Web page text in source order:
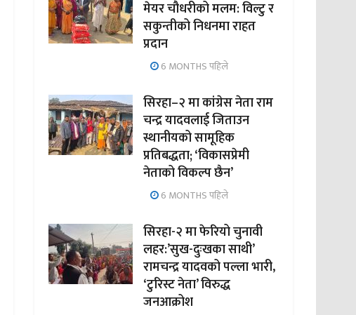
मेयर चौधरीको मलम: विल्टु र
सकुन्तीको निधनमा राहत
प्रदान
6 MONTHS पहिले
सिरहा–२ मा कांग्रेस नेता राम
चन्द्र यादवलाई जिताउन
स्थानीयको सामूहिक
प्रतिबद्धता; ‘विकासप्रेमी
नेताको विकल्प छैन’
6 MONTHS पहिले
सिरहा-२ मा फेरियो चुनावी
लहर:’सुख-दुःखका साथी’
रामचन्द्र यादवको पल्ला भारी,
‘टुरिस्ट नेता’ विरुद्ध
जनआक्रोश